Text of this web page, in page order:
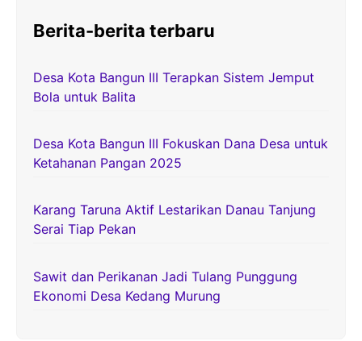
Berita-berita terbaru
Desa Kota Bangun III Terapkan Sistem Jemput
Bola untuk Balita
Desa Kota Bangun III Fokuskan Dana Desa untuk
Ketahanan Pangan 2025
Karang Taruna Aktif Lestarikan Danau Tanjung
Serai Tiap Pekan
Sawit dan Perikanan Jadi Tulang Punggung
Ekonomi Desa Kedang Murung